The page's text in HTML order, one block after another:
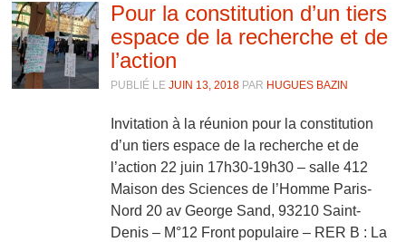
Pour la constitution d’un tiers
espace de la recherche et de
l’action
PUBLIÉ LE JUIN 13, 2018PAR HUGUES BAZIN
Invitation à la réunion pour la constitution
d’un tiers espace de la recherche et de
l’action 22 juin 17h30-19h30 – salle 412
Maison des Sciences de l’Homme Paris-
Nord 20 av George Sand, 93210 Saint-
Denis – M°12 Front populaire – RER B : La